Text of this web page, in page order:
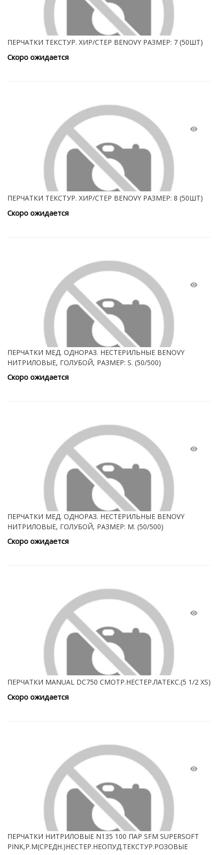
ПЕРЧАТКИ ТЕКСТУР. ХИР/СТЕР BENOVY РАЗМЕР: 7 (50ШТ)
Скоро ожидается
ПЕРЧАТКИ ТЕКСТУР. ХИР/СТЕР BENOVY РАЗМЕР: 8 (50ШТ)
Скоро ожидается
ПЕРЧАТКИ МЕД. ОДНОРАЗ. НЕСТЕРИЛЬНЫЕ BENOVY
НИТРИЛОВЫЕ, ГОЛУБОЙ, РАЗМЕР: S. (50/500)
Скоро ожидается
ПЕРЧАТКИ МЕД. ОДНОРАЗ. НЕСТЕРИЛЬНЫЕ BENOVY
НИТРИЛОВЫЕ, ГОЛУБОЙ, РАЗМЕР: M. (50/500)
Скоро ожидается
ПЕРЧАТКИ MANUAL DC750 СМОТР.НЕСТЕР.ЛАТЕКС.(5 1/2 XS)
Скоро ожидается
ПЕРЧАТКИ НИТРИЛОВЫЕ N135 100 ПАР SFM SUPERSOFT
PINK,Р.М(СРЕДН.)НЕСТЕР.НЕОПУД.ТЕКСТУР.РОЗОВЫЕ